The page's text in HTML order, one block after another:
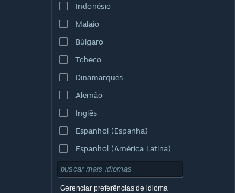
Indonésio
Malaio
Búlgaro
Tcheco
Dinamarquês
Alemão
Inglês
Espanhol (Espanha)
Espanhol (América Latina)
Gerenciar preferências de idioma